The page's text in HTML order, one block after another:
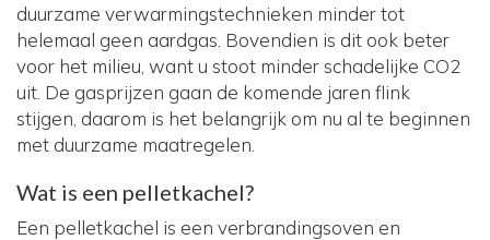
duurzame verwarmingstechnieken minder tot
helemaal geen aardgas. Bovendien is dit ook beter
voor het milieu, want u stoot minder schadelijke CO2
uit. De gasprijzen gaan de komende jaren flink
stijgen, daarom is het belangrijk om nu al te beginnen
met duurzame maatregelen.
Wat is een pelletkachel?
Een pelletkachel is een verbrandingsoven en